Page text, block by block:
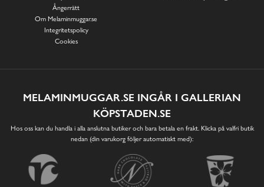
Ångerrätt
Om Melaminmuggar.se
Integritetspolicy
Cookies
MELAMINMUGGAR.SE INGÅR I GALLERIAN
KÖPSTADEN.SE
Hos oss kan du handla i alla anslutna butiker och bara betala en frakt. Klicka på valfri butik
nedan (din varukorg följer automatiskt med):